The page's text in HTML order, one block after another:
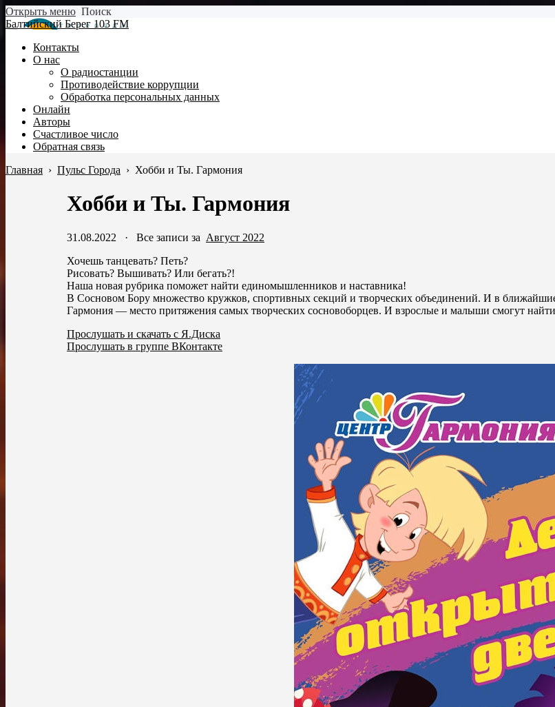
Открыть меню Поиск
Балтийский Берег 103 FM
Контакты
О нас
О радиостанции
Противодействие коррупции
Обработка персональных данных
Онлайн
Авторы
Счастливое число
Обратная связь
Главная › Пульс Города › Хобби и Ты. Гармония
Хобби и Ты. Гармония
31.08.2022 · Все записи за Август 2022
Хочешь танцевать? Петь?
Рисовать? Вышивать? Или бегать?!
Наша новая рубрика поможет найти единомышленников и наставника!
В Сосновом Бору множество кружков, спортивных секций и творческих объединений. И в
Гармония — место притяжения самых творческих сосновоборцев. И взрослые и малыши смогут
Прослушать и скачать с Я.Диска
Прослушать в группе ВКонтакте